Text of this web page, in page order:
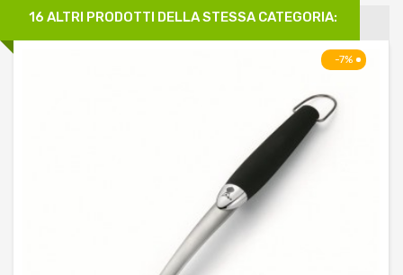
16 ALTRI PRODOTTI DELLA STESSA CATEGORIA:
-7%